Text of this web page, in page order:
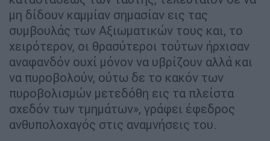
μη δίδουν καμμίαν σημασίαν εις τας
συμβουλάς των Αξιωματικών τους και, το
χειρότερον, οι θρασύτεροι τούτων ήρχισαν
αναφανδόν ουχί μόνον να υβρίζουν αλλά και
να πυροβολούν, ούτω δε το κακόν των
πυροβολισμών μετεδόθη εις τα πλείστα
σχεδόν των τμημάτων», γράφει έφεδρος
ανθυπολοχαγός στις αναμνήσεις του.